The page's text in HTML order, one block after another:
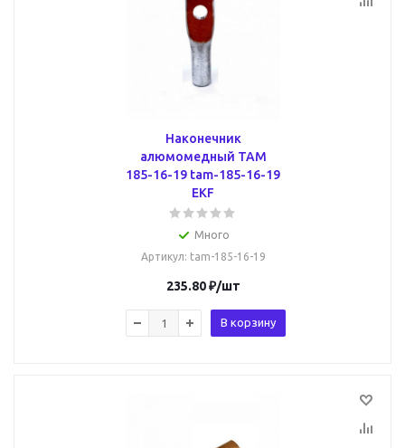
Наконечник
алюмомедный ТАМ
185-16-19 tam-185-16-19
EKF
Много
Артикул: tam-185-16-19
235.80₽/шт
В корзину